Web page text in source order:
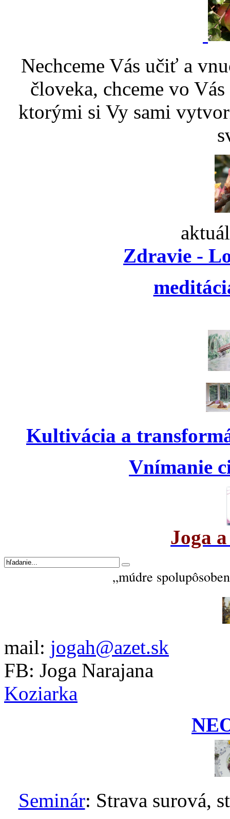
Nechceme Vás učiť a
človeka, chceme vo
ktorými si Vy sami
Zdravie -
Kultivácia a
Vnímanie
Joga
„múdre
mail: jogah@azet.sk
FB: Joga Narajana
Koziarka
Seminár: Strava surová,